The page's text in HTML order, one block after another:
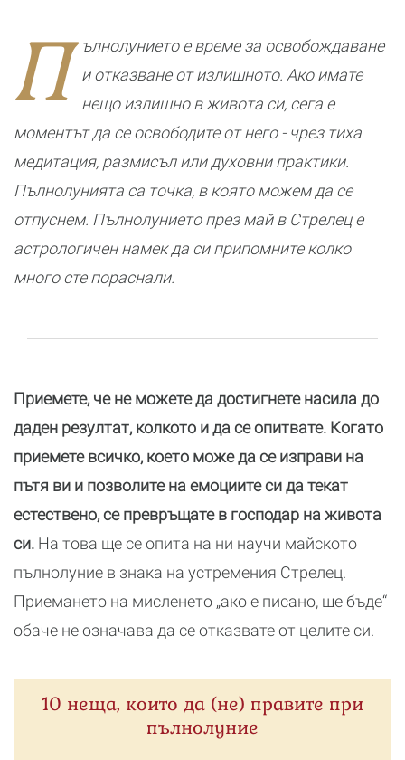
отключват
новата
реалност
П
ълнолунието е време за освобождаване
и отказване от излишното. Ако имате
нещо излишно в живота си, сега е
моментът да се освободите от него - чрез тиха
медитация, размисъл или духовни практики.
Пълнолунията са точка, в която можем да се
отпуснем. Пълнолунието през май в Стрелец е
астрологичен намек да си припомните колко
много сте пораснали.
Приемете, че не можете да достигнете насила до
даден резултат, колкото и да се опитвате. Когато
приемете всичко, което може да се изправи на
пътя ви и позволите на емоциите си да текат
естествено, се превръщате в господар на живота
си. На това ще се опита на ни научи майското
пълнолуние в знака на устремения Стрелец.
Приемането на мисленето „ако е писано, ще бъде“
обаче не означава да се отказвате от целите си.
10 неща, които да (не) правите при
пълнолуние